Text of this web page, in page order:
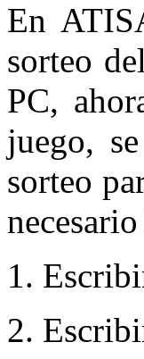
En
sorteo
PC,
juego,
sorteo
1.
2.